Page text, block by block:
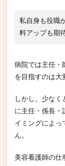
私自身も役職
料アップも期
病院では主任・
を目指すのは大
しかし、少なく
に主任・係長・
イミングによっ
ん。
美容看護師の仕